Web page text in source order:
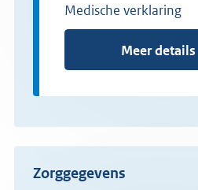
Medische verklaring
Meer details
Zorggegevens